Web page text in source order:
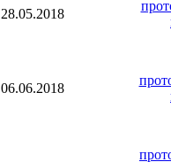
28.05.2018
06.06.2018